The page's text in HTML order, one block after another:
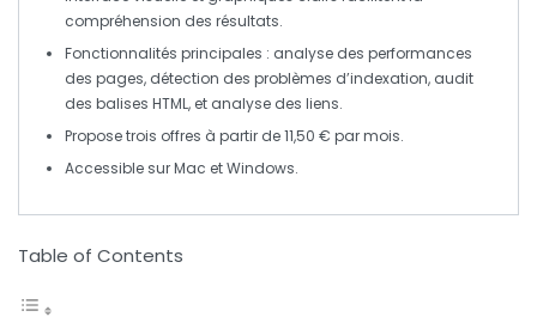
compréhension des résultats.
Fonctionnalités principales : analyse des performances
des pages, détection des problèmes d’indexation, audit
des balises HTML, et analyse des liens.
Propose trois offres à partir de11,50 € par mois.
Accessible surMac etWindows.
Table of Contents